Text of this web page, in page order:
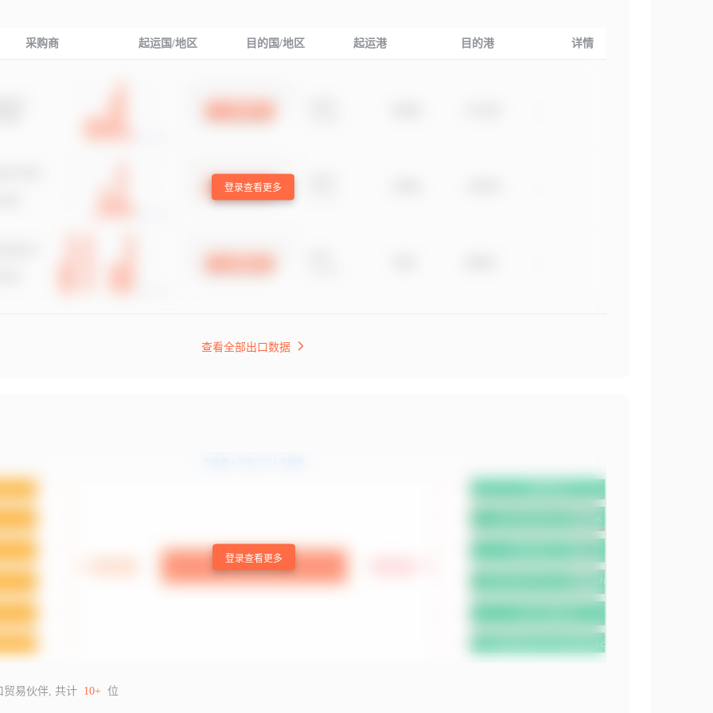
采购商 起运国/地区 目的国/地区 起运港 目的港 详情
登录查看更多
查看全部出口数据
登录查看更多
贸易伙伴, 共计 10+ 位